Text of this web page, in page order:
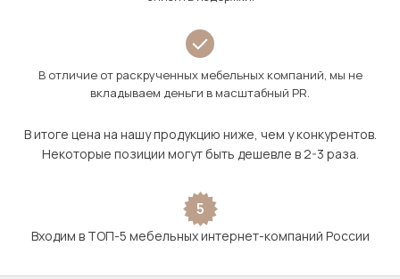
В отличие от раскрученных мебельных компаний, мы не
вкладываем деньги в масштабный PR.
В итоге цена на нашу продукцию ниже, чем у конкурентов.
Некоторые позиции могут быть дешевле в 2-3 раза.
5
Входим в ТОП-5 мебельных интернет-компаний России